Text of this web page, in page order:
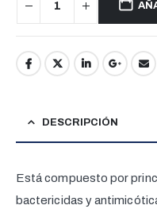
DESCRIPCIÓN
Está compuesto por
bactericidas y